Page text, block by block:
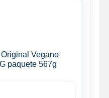
Vegano
paquete 567g